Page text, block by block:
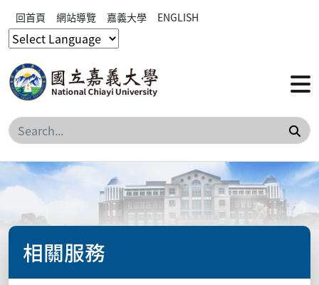
回首頁 網站導覽 嘉義大學 ENGLISH
搜
相關服務